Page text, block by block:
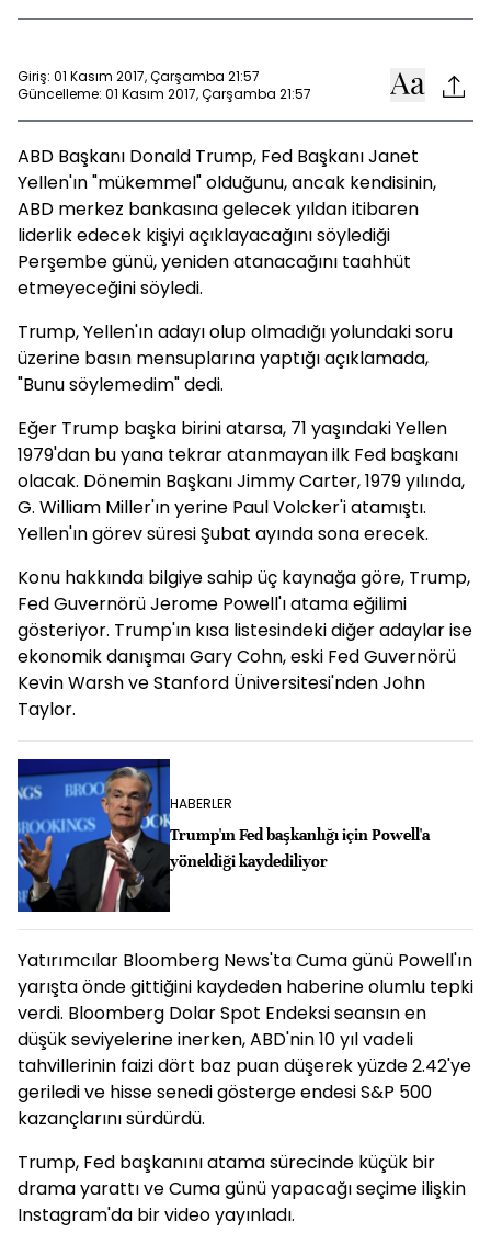
Giriş: 01 Kasım 2017, Çarşamba 21:57
Güncelleme: 01 Kasım 2017, Çarşamba 21:57
ABD Başkanı Donald Trump, Fed Başkanı Janet
Yellen'ın "mükemmel" olduğunu, ancak kendisinin,
ABD merkez bankasına gelecek yıldan itibaren
liderlik edecek kişiyi açıklayacağını söylediği
Perşembe günü, yeniden atanacağını taahhüt
etmeyeceğini söyledi.
Trump, Yellen'ın adayı olup olmadığı yolundaki soru
üzerine basın mensuplarına yaptığı açıklamada,
"Bunu söylemedim" dedi.
Eğer Trump başka birini atarsa, 71 yaşındaki Yellen
1979'dan bu yana tekrar atanmayan ilk Fed başkanı
olacak. Dönemin Başkanı Jimmy Carter, 1979 yılında,
G. William Miller'ın yerine Paul Volcker'i atamıştı.
Yellen'ın görev süresi Şubat ayında sona erecek.
Konu hakkında bilgiye sahip üç kaynağa göre, Trump,
Fed Guvernörü Jerome Powell'ı atama eğilimi
gösteriyor. Trump'ın kısa listesindeki diğer adaylar ise
ekonomik danışmaı Gary Cohn, eski Fed Guvernörü
Kevin Warsh ve Stanford Üniversitesi'nden John
Taylor.
HABERLER
Trump'ın Fed başkanlığı için Powell'a
yöneldiği kaydediliyor
Yatırımcılar Bloomberg News'ta Cuma günü Powell'ın
yarışta önde gittiğini kaydeden haberine olumlu tepki
verdi. Bloomberg Dolar Spot Endeksi seansın en
düşük seviyelerine inerken, ABD'nin 10 yıl vadeli
tahvillerinin faizi dört baz puan düşerek yüzde 2.42'ye
geriledi ve hisse senedi gösterge endesi S&P 500
kazançlarını sürdürdü.
Trump, Fed başkanını atama sürecinde küçük bir
drama yarattı ve Cuma günü yapacağı seçime ilişkin
Instagram'da bir video yayınladı.